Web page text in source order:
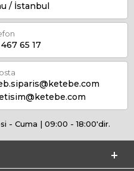
/ İstanbul
65 17
- Cuma | 09:00 - 18:00'dir.